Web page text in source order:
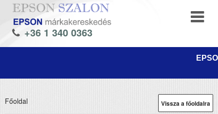
+36 1 340 0363
Vissza a főoldalra
Főoldal